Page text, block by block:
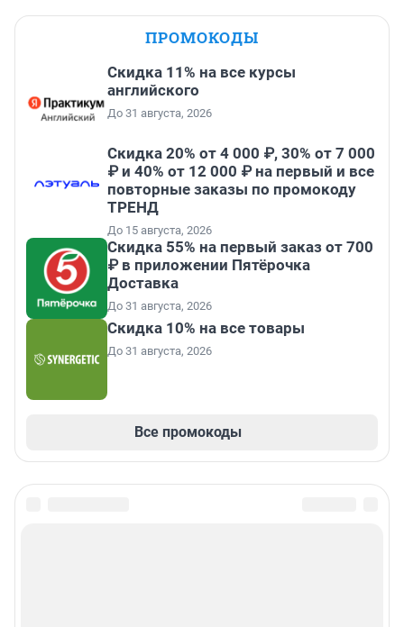
ПРОМОКОДЫ
Скидка 11% на все курсы
английского
До 31 августа, 2026
Скидка 20% от 4 000 ₽, 30% от 7 000
₽ и 40% от 12 000 ₽ на первый и все
повторные заказы по промокоду
ТРЕНД
До 15 августа, 2026
Скидка 55% на первый заказ от 700
₽ в приложении Пятёрочка
Доставка
До 31 августа, 2026
Скидка 10% на все товары
До 31 августа, 2026
Все промокоды